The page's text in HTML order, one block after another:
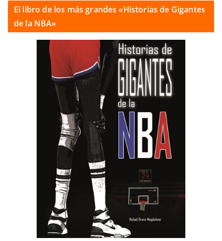
El libro de los más grandes «Historias de Gigantes
de la NBA»